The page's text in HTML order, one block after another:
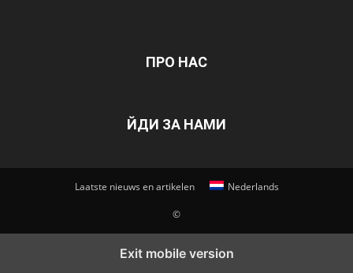
ПРО НАС
ЙДИ ЗА НАМИ
Laatste nieuws en artikelen Nederlands
©
Exit mobile version